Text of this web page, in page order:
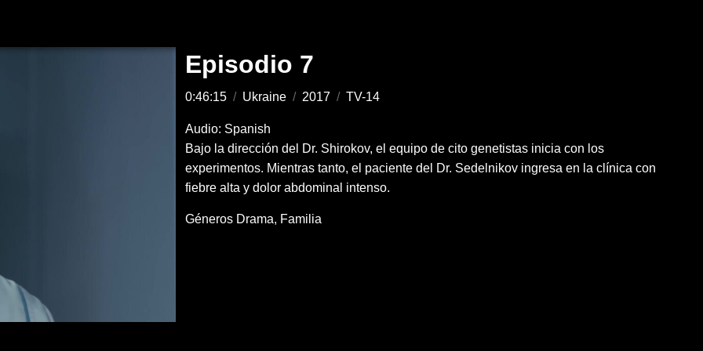
Episodio 7
0:46:15 / Ukraine / 2017 / TV-14
Audio: Spanish
Bajo la dirección del Dr. Shirokov, el equipo de cito genetistas inicia con los
experimentos. Mientras tanto, el paciente del Dr. Sedelnikov ingresa en la clínica con
fiebre alta y dolor abdominal intenso.
Géneros Drama Familia